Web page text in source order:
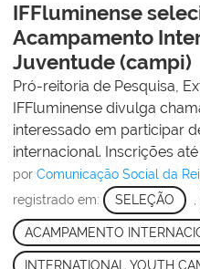
IFFluminense
Acampamento
Juventude (campi)
Pró-reitoria de Pesquisa,
IFFluminense divulga
interessado em participar
internacional. Inscrições
por Comunicação Social da
registrado em: SELEÇÃO ,
ACAMPAMENTO
INTERNATIONAL YOUTH